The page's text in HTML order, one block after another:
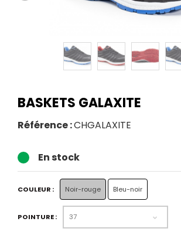
BASKETS GALAXITE
Référence :CHGALAXITE
En stock
COULEUR : Noir-rouge Bleu-noir
POINTURE : 37